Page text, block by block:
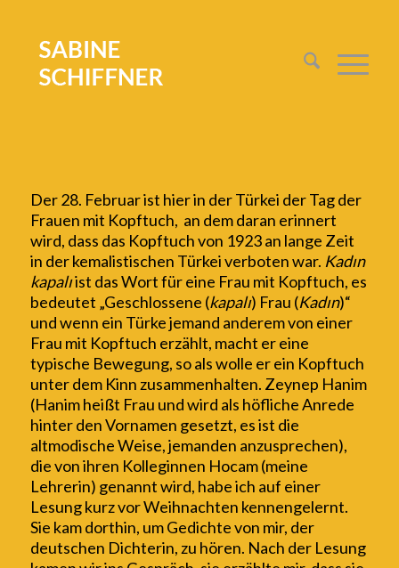
Der 28. Februar ist hier in der Türkei der Tag der
Frauen mit Kopftuch, an dem daran erinnert
wird, dass das Kopftuchvon 1923 an lange Zeit
in der kemalistischen Türkei verboten war. Kadın
kapalıist das Wort für eine Frau mit Kopftuch, es
bedeutet „Geschlossene (kapalı) Frau (Kadın)“
und wenn ein Türke jemand anderem von einer
Frau mit Kopftuch erzählt, macht er eine
typische Bewegung, so als wolle er ein Kopftuch
unter dem Kinn zusammenhalten. Zeynep Hanim
(Hanim heißt Frau und wird als höfliche Anrede
hinter den Vornamen gesetzt, es ist die
altmodische Weise, jemanden anzusprechen),
die von ihren Kolleginnen Hocam (meine
Lehrerin) genannt wird, habe ich auf einer
Lesung kurz vor Weihnachten kennengelernt.
Sie kam dorthin, um Gedichte von mir, der
deutschen Dichterin, zu hören. Nach der Lesung